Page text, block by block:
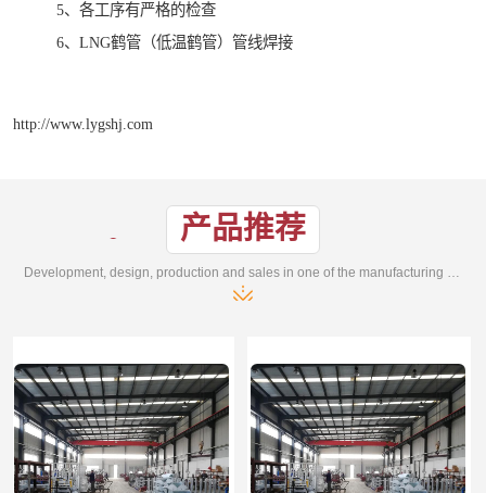
5、各工序有严格的检查
6、LNG鹤管（低温鹤管）管线焊接
http://www.lygshj.com
产品推荐